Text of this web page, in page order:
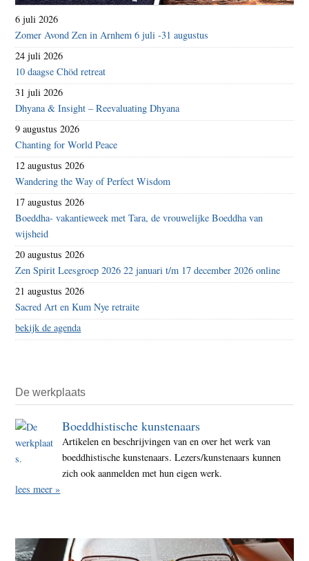
6 juli 2026
Zomer Avond Zen in Arnhem 6 juli -31 augustus
24 juli 2026
10 daagse Chöd retreat
31 juli 2026
Dhyana & Insight – Reevaluating Dhyana
9 augustus 2026
Chanting for World Peace
12 augustus 2026
Wandering the Way of Perfect Wisdom
17 augustus 2026
Boeddha- vakantieweek met Tara, de vrouwelijke Boeddha van
wijsheid
20 augustus 2026
Zen Spirit Leesgroep 2026 22 januari t/m 17 december 2026 online
21 augustus 2026
Sacred Art en Kum Nye retraite
bekijk de agenda
De werkplaats
Boeddhistische kunstenaars
Artikelen en beschrijvingen van en over het werk van
boeddhistische kunstenaars. Lezers/kunstenaars kunnen
zich ook aanmelden met hun eigen werk.
lees meer »